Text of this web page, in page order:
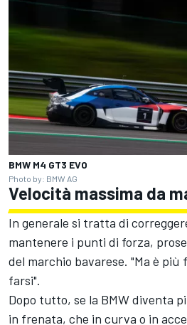
BMW M4 GT3 EVO
Photo by: BMW AG
Velocità massima da
In generale si tratta di
mantenere i punti di forza,
del marchio bavarese. "Ma è più
farsi".
Dopo tutto, se la BMW diventa
in frenata, che in curva o in